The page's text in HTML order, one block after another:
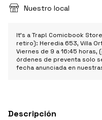
Nuestro local
It's a Trap! Comicbook
retiro): Heredia 653, Villa
Viernes de 9 a 16:45 horas,
órdenes de preventa solo
fecha anunciada en
Descripción